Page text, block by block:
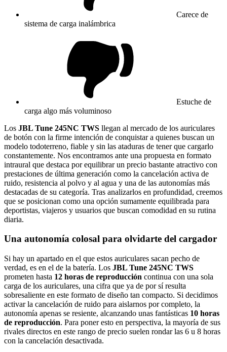
Carece de
sistema de carga inalámbrica
Estuche de
carga algo más voluminoso
Los JBL Tune 245NC TWS llegan al mercado de los auriculares
de botón con la firme intención de conquistar a quienes buscan un
modelo todoterreno, fiable y sin las ataduras de tener que cargarlo
constantemente. Nos encontramos ante una propuesta en formato
intraural que destaca por equilibrar un precio bastante atractivo con
prestaciones de última generación como la cancelación activa de
ruido, resistencia al polvo y al agua y una de las autonomías más
destacadas de su categoría. Tras analizarlos en profundidad, creemos
que se posicionan como una opción sumamente equilibrada para
deportistas, viajeros y usuarios que buscan comodidad en su rutina
diaria.
Una autonomía colosal para olvidarte del cargador
Si hay un apartado en el que estos auriculares sacan pecho de
verdad, es en el de la batería. Los JBL Tune 245NC TWS
prometen hasta 12 horas de reproducción continua con una sola
carga de los auriculares, una cifra que ya de por sí resulta
sobresaliente en este formato de diseño tan compacto. Si decidimos
activar la cancelación de ruido para aislarnos por completo, la
autonomía apenas se resiente, alcanzando unas fantásticas 10 horas
de reproducción. Para poner esto en perspectiva, la mayoría de sus
rivales directos en este rango de precio suelen rondar las 6 u 8 horas
con la cancelación desactivada.